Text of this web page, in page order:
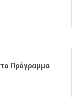
Πρόγραμμα